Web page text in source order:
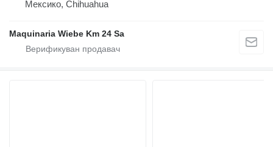
Мексико, Chihuahua
Maquinaria Wiebe Km 24 Sa